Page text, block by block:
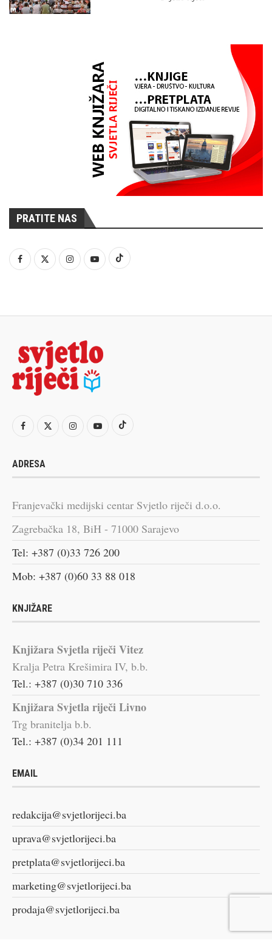
PRATITE NAS
ADRESA
Franjevački medijski centar Svjetlo riječi d.o.o.
Zagrebačka 18, BiH - 71000 Sarajevo
Tel: +387 (0)33 726 200
Mob: +387 (0)60 33 88 018
KNJIŽARE
Knjižara Svjetla riječi Vitez
Kralja Petra Krešimira IV, b.b.
Tel.: +387 (0)30 710 336
Knjižara Svjetla riječi Livno
Trg branitelja b.b.
Tel.: +387 (0)34 201 111
EMAIL
redakcija@svjetlorijeci.ba
uprava@svjetlorijeci.ba
pretplata@svjetlorijeci.ba
marketing@svjetlorijeci.ba
prodaja@svjetlorijeci.ba